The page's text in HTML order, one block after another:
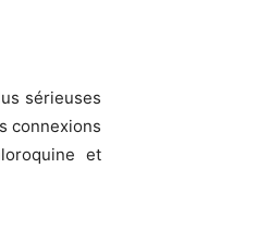
sérieuses
connexions
et